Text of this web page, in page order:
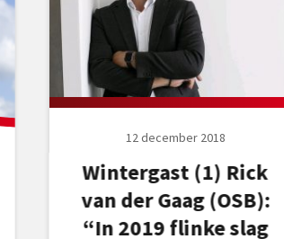
12 december 2018
Wintergast (1) Rick
van der Gaag (OSB):
“In 2019 flinke slag